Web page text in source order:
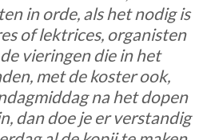
in orde, als het nodig is
of lektrices, organisten
vieringen die in het
met de koster ook,
na het dopen
dan doe je er verstandig